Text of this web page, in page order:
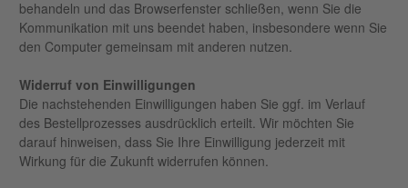
behandeln und das Browserfenster schließen, wenn Sie die
Kommunikation mit uns beendet haben, insbesondere wenn Sie
den Computer gemeinsam mit anderen nutzen.
Widerruf von Einwilligungen
Die nachstehenden Einwilligungen haben Sie ggf. im Verlauf
des Bestellprozesses ausdrücklich erteilt. Wir möchten Sie
darauf hinweisen, dass Sie Ihre Einwilligung jederzeit mit
Wirkung für die Zukunft widerrufen können.